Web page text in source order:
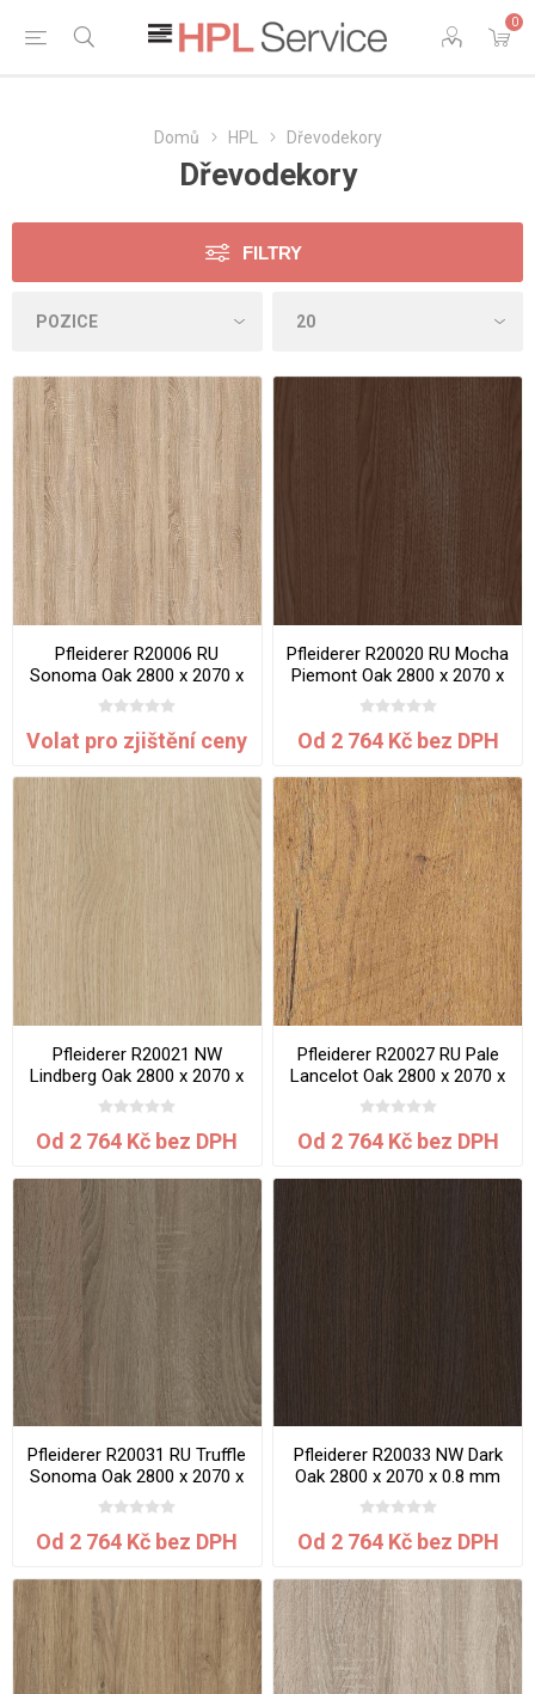
0
Domů HPL Dřevodekory
Dřevodekory
FILTRY
Pfleiderer R20006 RU
Sonoma Oak 2800 x 2070 x
0.8 mm
Volat pro zjištění ceny
Pfleiderer R20020 RU Mocha
Piemont Oak 2800 x 2070 x
0.8 mm
Od 2 764 Kč bez DPH
Pfleiderer R20021 NW
Lindberg Oak 2800 x 2070 x
0.8 mm
Od 2 764 Kč bez DPH
Pfleiderer R20027 RU Pale
Lancelot Oak 2800 x 2070 x
0.8 mm
Od 2 764 Kč bez DPH
Pfleiderer R20031 RU Truffle
Sonoma Oak 2800 x 2070 x
0.8 mm
Od 2 764 Kč bez DPH
Pfleiderer R20033 NW Dark
Oak 2800 x 2070 x 0.8 mm
Od 2 764 Kč bez DPH